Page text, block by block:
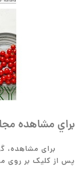
براي مشاهده
برای مشاهده،
پس از کلیک بر روی